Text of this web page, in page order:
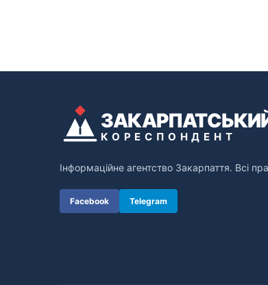
КОРЕСПОНДЕНТ
Інформаційне агентство Закарпаття. Всі
Facebook Telegram